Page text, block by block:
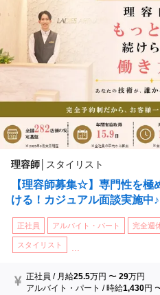
埼玉県所沢市
(所沢駅 徒歩 3分)
...他
理容師 スタイリスト
【理容師募集☆】専門性を極
ける！カジュアル面談実施中♪
正社員 アルバイト・パート 完全週
スタイリスト
正社員 / 月給25.5万円 〜29万円
アルバイト・パート /時給1,430円